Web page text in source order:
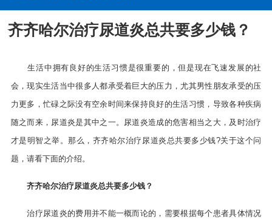
齐齐哈尔治疗尿道炎总共要多少钱？
生活中拥有良好的生活习惯是很重要的，但是现在飞速发展的社
会，现实生活当中很多人都承受着巨大的压力，尤其男性朋友承受的压
力更多，忙碌之际没有空余时间来保持良好的生活习惯，导致各种疾病
随之而来，尿道炎是其中之一。尿道炎造成的危害相当之大，及时治疗
才是明智之举。那么，齐齐哈尔治疗尿道炎总共要多少钱?关于这个问
题，请看下面的介绍。
齐齐哈尔治疗尿道炎总共要多少钱？
治疗尿道炎的费用并不能一概而论的，需要根据每个患者具体情况